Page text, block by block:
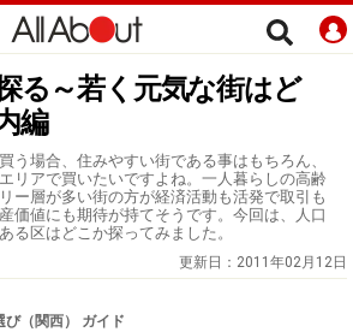
る～若く元気な街はど
編
う場合、住みやすい街である事はもちろん、
リアで買いたいですよね。一人暮らしの高齢
ー層が多い街の方が経済活動も活発で取引も
価値にも期待が持てそうです。今回は、人口
る区はどこか探ってみました。
更新日： 2011年02月12日
び（関西） ガイド